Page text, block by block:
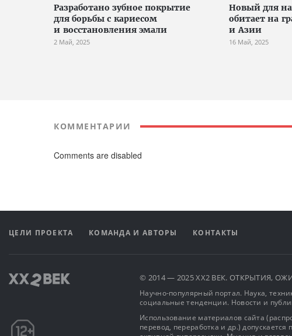
Разработано зубное покрытие
для борьбы с кариесом
и восстановления эмали
2 Май, 2025
Новый для
обитает на
и Азии
16 Май, 2025
КОММЕНТАРИИ
Comments are disabled
ЦЕЛИ ПРОЕКТА КОМАНДА И АВТОРЫ КОНТАКТЫ
© 2014 — 2025 XX2 ВЕК. ОТКРЫТИЯ,
Научно-популярный портал. Наука,
социальные тенденции. Новости и
Использование материалов сайта
перевод, переработка и др.)